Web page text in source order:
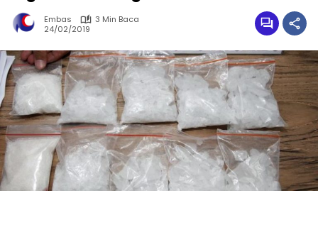
Embas
3 Min Baca
24/02/2019